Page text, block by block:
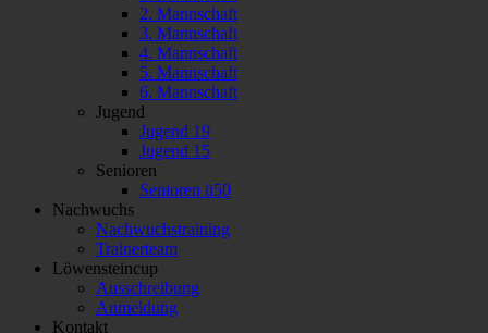
2. Mannschaft
3. Mannschaft
4. Mannschaft
5. Mannschaft
6. Mannschaft
Jugend
Jugend 19
Jugend 15
Senioren
Senioren ü50
Nachwuchs
Nachwuchstraining
Trainerteam
Löwensteincup
Ausschreibung
Anmeldung
Kontakt